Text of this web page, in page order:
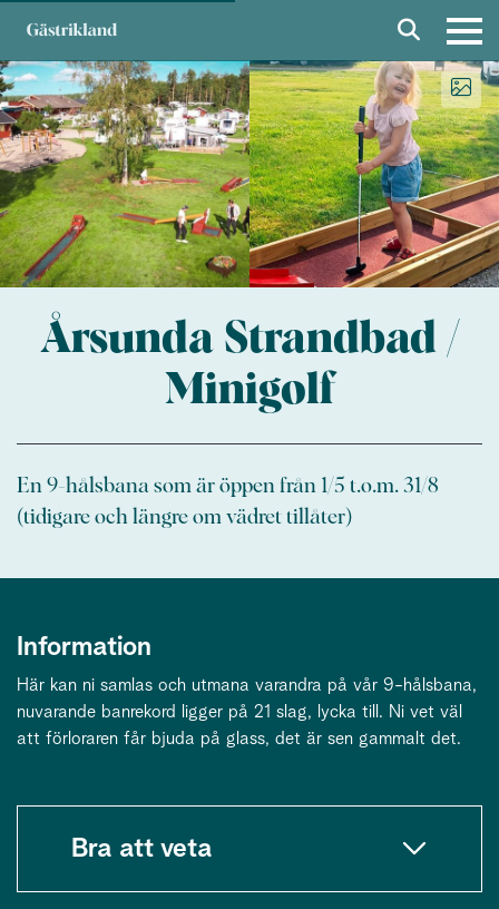
Årsunda Strandbad /
Minigolf
En 9-hålsbana som är öppen från 1/5 t.o.m. 31/8
(tidigare och längre om vädret tillåter)
Information
Här kan ni samlas och utmana varandra på vår 9-hålsbana,
nuvarande banrekord ligger på 21 slag, lycka till. Ni vet väl
att förloraren får bjuda på glass, det är sen gammalt det.
Bra att veta